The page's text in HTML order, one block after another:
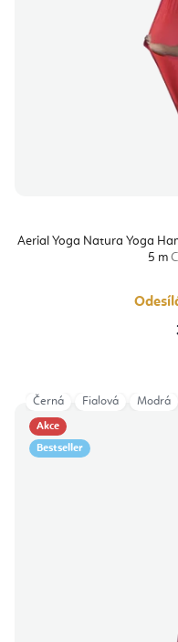
Aerial Yoga Natura Yoga
5 m
Akce
Bestseller
Černá Fialová Modrá